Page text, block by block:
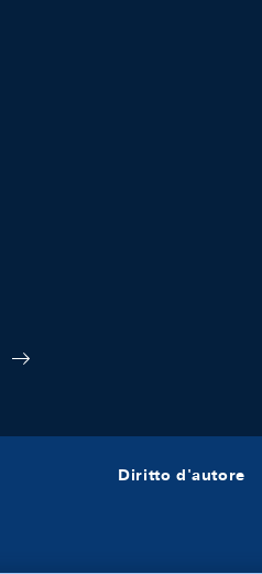
Diritto d'autore